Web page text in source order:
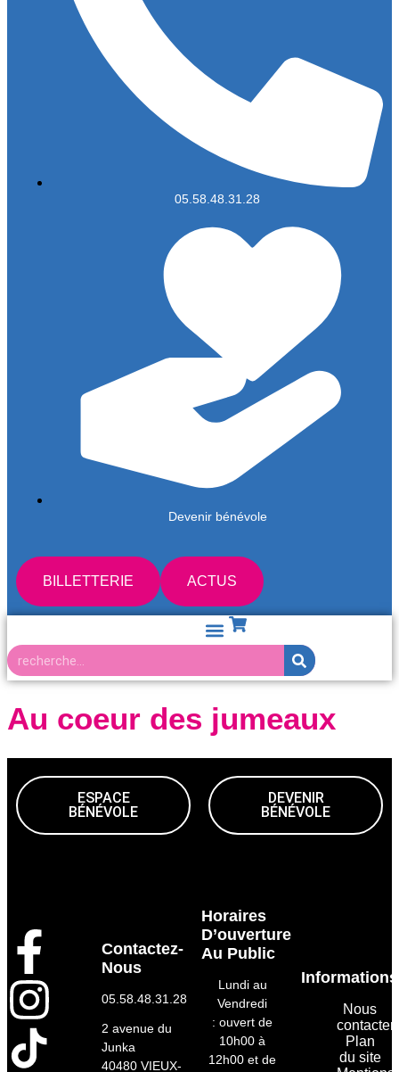
05.58.48.31.28
Devenir bénévole
BILLETTERIE ACTUS
Au coeur des jumeaux
ESPACE
BÉNÉVOLE
DEVENIR
BÉNÉVOLE
Contactez-
Nous
05.58.48.31.28
2 avenue du
Junka
40480 VIEUX-
Horaires
D’ouverture
Au Public
Lundi au
Vendredi
:ouvert de
10h00 à
12h00et de
Informations
Nous
contacter
Plan
du site